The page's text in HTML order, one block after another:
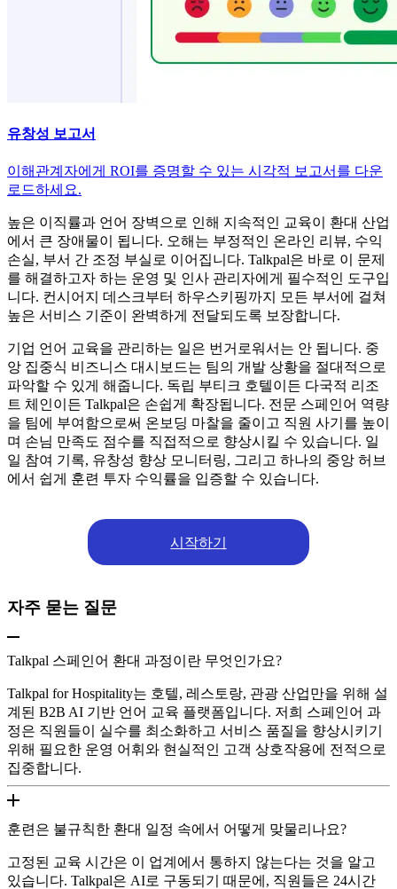
유창성 보고서
이해관계자에게 ROI를 증명할 수 있는 시각적 보고서를 다운
로드하세요.
높은 이직률과 언어 장벽으로 인해 지속적인 교육이 환대 산업
에서 큰 장애물이 됩니다. 오해는 부정적인 온라인 리뷰, 수익
손실, 부서 간 조정 부실로 이어집니다. Talkpal은 바로 이 문제
를 해결하고자 하는 운영 및 인사 관리자에게 필수적인 도구입
니다. 컨시어지 데스크부터 하우스키핑까지 모든 부서에 걸쳐
높은 서비스 기준이 완벽하게 전달되도록 보장합니다.
기업 언어 교육을 관리하는 일은 번거로워서는 안 됩니다. 중
앙 집중식 비즈니스 대시보드는 팀의 개발 상황을 절대적으로
파악할 수 있게 해줍니다. 독립 부티크 호텔이든 다국적 리조
트 체인이든 Talkpal은 손쉽게 확장됩니다. 전문 스페인어 역량
을 팀에 부여함으로써 온보딩 마찰을 줄이고 직원 사기를 높이
며 손님 만족도 점수를 직접적으로 향상시킬 수 있습니다. 일
일 참여 기록, 유창성 향상 모니터링, 그리고 하나의 중앙 허브
에서 쉽게 훈련 투자 수익률을 입증할 수 있습니다.
시작하기
자주 묻는 질문
Talkpal 스페인어 환대 과정이란 무엇인가요?
Talkpal for Hospitality는 호텔, 레스토랑, 관광 산업만을 위해 설
계된 B2B AI 기반 언어 교육 플랫폼입니다. 저희 스페인어 과
정은 직원들이 실수를 최소화하고 서비스 품질을 향상시키기
위해 필요한 운영 어휘와 현실적인 고객 상호작용에 전적으로
집중합니다.
훈련은 불규칙한 환대 일정 속에서 어떻게 맞물리나요?
고정된 교육 시간은 이 업계에서 통하지 않는다는 것을 알고
있습니다. Talkpal은 AI로 구동되기 때문에, 직원들은 24시간